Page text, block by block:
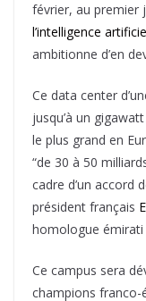
février, au premier
l’intelligence
ambitionne d’en
Ce data center
jusqu’à un
le plus grand en
“de 30 à 50
cadre d’un accord
président français
homologue émirati
Ce campus sera
champions